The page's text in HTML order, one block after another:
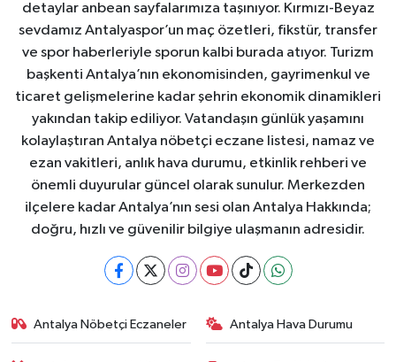
detaylar anbean sayfalarımıza taşınıyor. Kırmızı-Beyaz
sevdamız Antalyaspor’un maç özetleri, fikstür, transfer
ve spor haberleriyle sporun kalbi burada atıyor. Turizm
başkenti Antalya’nın ekonomisinden, gayrimenkul ve
ticaret gelişmelerine kadar şehrin ekonomik dinamikleri
yakından takip ediliyor. Vatandaşın günlük yaşamını
kolaylaştıran Antalya nöbetçi eczane listesi, namaz ve
ezan vakitleri, anlık hava durumu, etkinlik rehberi ve
önemli duyurular güncel olarak sunulur. Merkezden
ilçelere kadar Antalya’nın sesi olan Antalya Hakkında;
doğru, hızlı ve güvenilir bilgiye ulaşmanın adresidir.
Antalya Nöbetçi Eczaneler Antalya Hava Durumu